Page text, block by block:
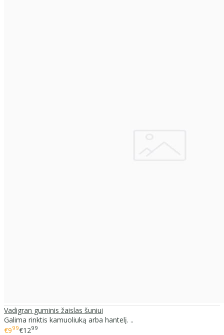
Vadigran guminis žaislas šuniui
Galima rinktis kamuoliuką arba hantelį. ..
€999€1299